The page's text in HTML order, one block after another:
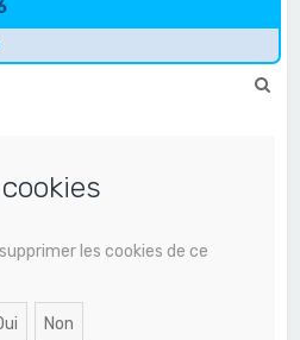
les cookies de ce